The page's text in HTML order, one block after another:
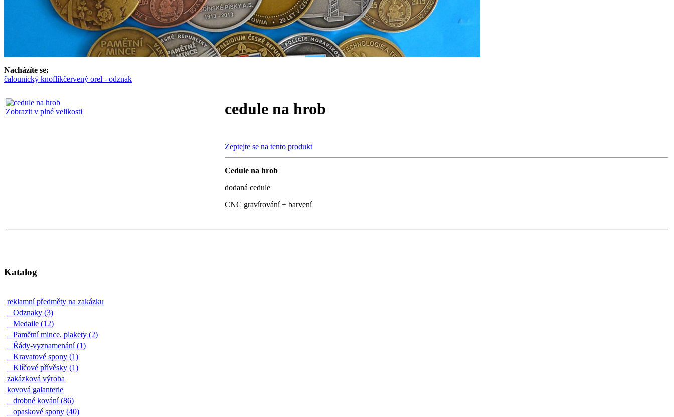
Nacházíte se:
čalounický knoflíkčervený orel - odznak
Zobrazit v plné velikosti cedule na hrob
Zeptejte se na tento produkt
Cedule na hrob
dodaná cedule
CNC gravírování + barvení
Katalog
reklamní předměty na zakázku
Odznaky (3)
Medaile (12)
Pamětní mince, plakety (2)
Řády-vyznamenání (1)
Kravatové spony (1)
Klíčové přívěsky (1)
zakázková výroba
kovová galanterie
drobné kování (86)
opaskové spony (40)